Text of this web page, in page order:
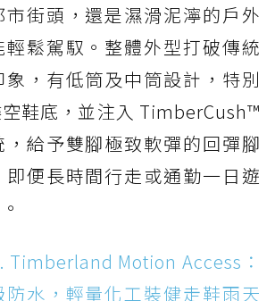
街頭，還是濕滑泥濘的戶外
鬆駕馭。整體外型打破傳統
，有低筒及中筒設計，特別
鞋底，並注入 TimberCush™
給予雙腳極致軟彈的回彈腳
便長時間行走或通勤一日遊
Timberland Motion Access：
水，輕量化工裝健走鞋雨天